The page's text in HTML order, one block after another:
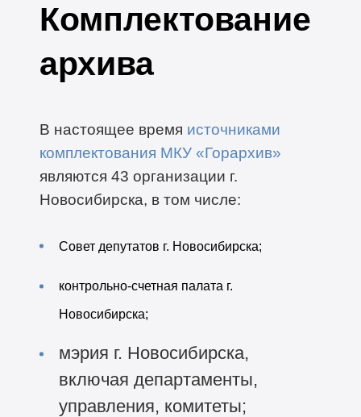
Комплектование
архива
В настоящее время источниками
комплектования МКУ «Горархив»
являются 43 организации г.
Новосибирска, в том числе:
Совет депутатов г. Новосибирска;
контрольно-счетная палата г.
Новосибирска;
мэрия г. Новосибирска,
включая департаменты,
управления, комитеты;